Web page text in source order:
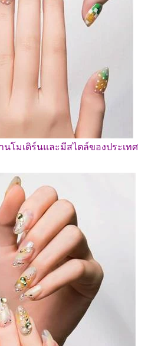
โมเดิร์นและมีสไตล์ของประเทศ